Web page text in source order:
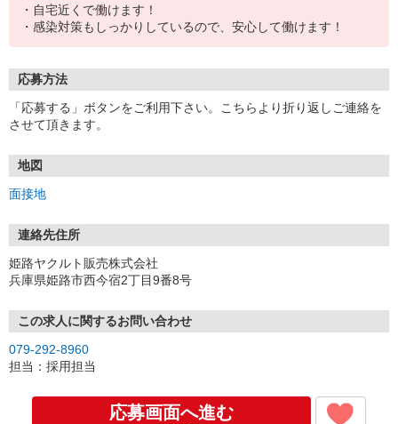
・自宅近くで働けます！
・感染対策もしっかりしているので、安心して働けます！
応募方法
「応募する」ボタンをご利用下さい。こちらより折り返しご連絡を
させて頂きます。
地図
面接地
連絡先住所
姫路ヤクルト販売株式会社
兵庫県姫路市西今宿2丁目9番8号
この求人に関するお問い合わせ
079-292-8960
担当：採用担当
応募画面へ進む